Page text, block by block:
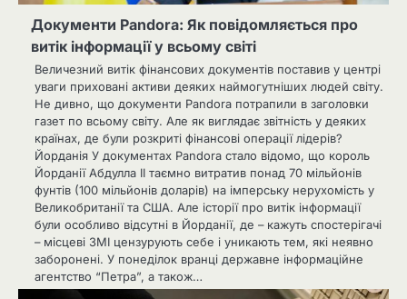
Документи Pandora: Як повідомляється про
витік інформації у всьому світі
Величезний витік фінансових документів поставив у центрі
уваги приховані активи деяких наймогутніших людей світу.
Не дивно, що документи Pandora потрапили в заголовки
газет по всьому світу. Але як виглядає звітність у деяких
країнах, де були розкриті фінансові операції лідерів?
Йорданія У документах Pandora стало відомо, що король
Йорданії Абдулла II таємно витратив понад 70 мільйонів
фунтів (100 мільйонів доларів) на імперську нерухомість у
Великобританії та США. Але історії про витік інформації
були особливо відсутні в Йорданії, де – кажуть спостерігачі
– місцеві ЗМІ цензурують себе і уникають тем, які неявно
заборонені. У понеділок вранці державне інформаційне
агентство “Петра”, а також…